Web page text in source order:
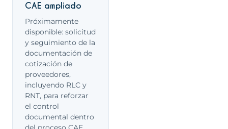
CAE ampliado
Próximamente
disponible: solicitud
y seguimiento de la
documentación de
cotización de
proveedores,
incluyendo RLC y
RNT, para reforzar
el control
documental dentro